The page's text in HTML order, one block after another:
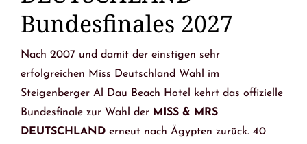
Bundesfinales 2027
Nach 2007 und damit der einstigen sehr
erfolgreichen Miss Deutschland Wahl im
Steigenberger Al Dau Beach Hotel kehrt das offizielle
Bundesfinale zur Wahl der MISS & MRS
DEUTSCHLANDerneut nach Ägypten zurück. 40